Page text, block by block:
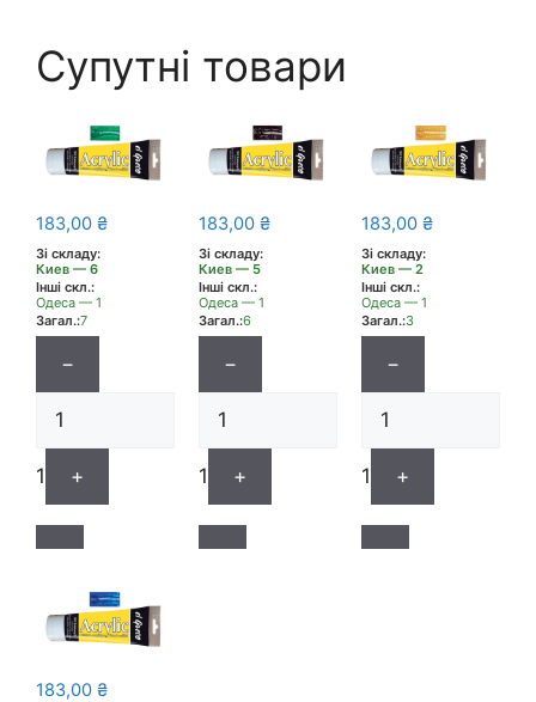
Супутні товари
183,00 ₴
Зі складу:
Киев — 6
Інші скл.:
Одеса — 1
Загал.:7
−
1 +
183,00 ₴
Зі складу:
Киев — 5
Інші скл.:
Одеса — 1
Загал.:6
−
1 +
183,00 ₴
Зі складу:
Киев — 2
Інші скл.:
Одеса — 1
Загал.:3
−
1 +
183,00 ₴